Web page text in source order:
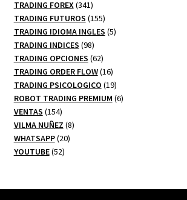
TRADING FOREX 341341
productos
TRADING FUTUROS 155155
productos
TRADING IDIOMA INGLES 55
TRADING INDICES 9898
productos
TRADING OPCIONES 6262
productos
TRADING ORDER FLOW 1616
productos
TRADING PSICOLOGICO 1919
productos
ROBOT TRADING PREMIUM 66
VENTAS 154154
productos
VILMA NUÑEZ 88
WHATSAPP 2020
YOUTUBE 5252